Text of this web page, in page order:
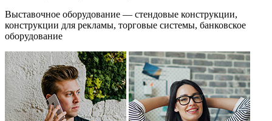
Выставочное оборудование — стендовые конструкции,
конструкции для рекламы, торговые системы, банковское
оборудование